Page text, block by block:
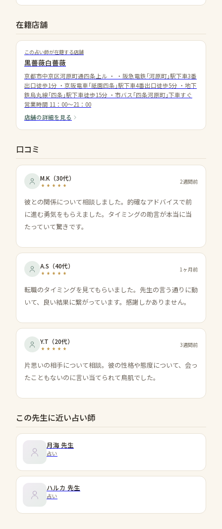
在籍店舗
この占い師が在籍する店舗
黒薔薇白薔薇
京都市中京区河原町通四条上ル ・
・阪急電鉄｢河原町｣駅下車3番
出口徒歩1分 ・京阪電車｢祇園四条｣駅下車4番出口徒歩5分 ・地下
鉄烏丸線｢四条｣駅下車徒歩15分 ・市バス｢四条河原町｣下車すぐ
営業時間 11：00～21：00
店舗の詳細を見る
口コミ
M.K （30代） 2週間前
彼との関係について相談しました。的確なアドバイスで前
に進む勇気をもらえました。タイミングの助言が本当に当
たっていて驚きです。
A.S （40代） 1ヶ月前
転職のタイミングを見てもらいました。先生の言う通りに動
いて、良い結果に繋がっています。感謝しかありません。
Y.T （20代） 3週間前
片思いの相手について相談。彼の性格や態度について、会っ
たこともないのに言い当てられて鳥肌でした。
この先生に近い占い師
月海 先生
占い
ハルカ 先生
占い